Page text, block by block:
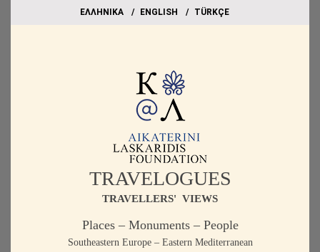
EΛΛΗΝΙΚΑ ΕΝGLISH TÜRKÇE
TRAVELOGUES
TRAVELLERS' VIEWS
Places – Monuments – People
Southeastern Europe – Eastern Mediterranean